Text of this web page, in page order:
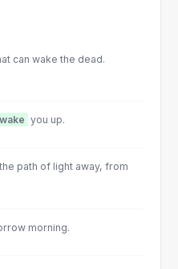
can wake the dead.
you up.
path of light away, from
morning.